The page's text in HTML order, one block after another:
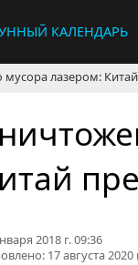
КАЛЕНДАРЬ
лазером:
2018 г. 09:36
17 августа 2020